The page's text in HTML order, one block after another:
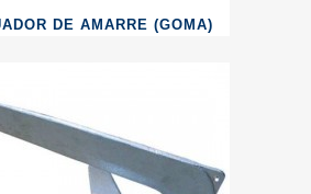
DE AMARRE (GOMA)